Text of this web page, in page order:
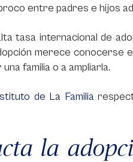
entre padres e hijos
tasa internacional de
merece conocerse
familia o a ampliarla.
de La Familia
la